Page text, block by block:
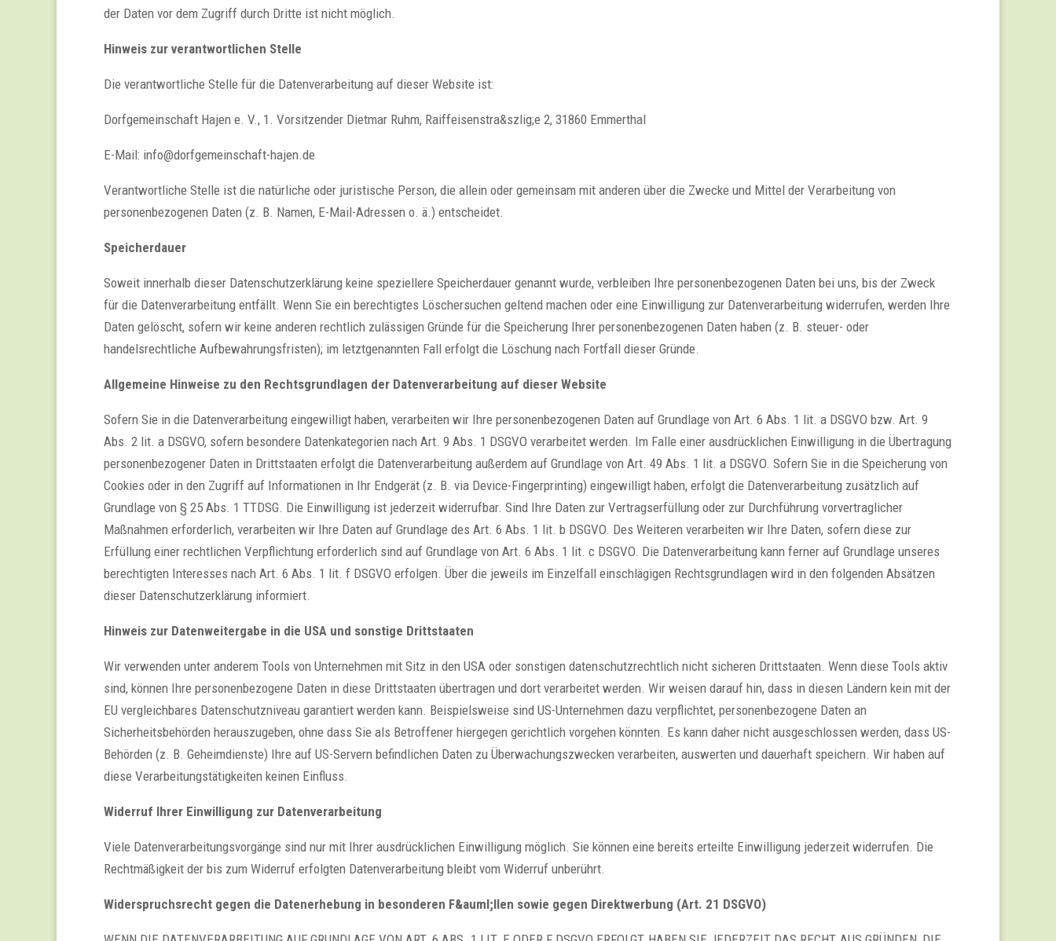
der Daten vor dem Zugriff durch Dritte ist nicht möglich.
Hinweis zur verantwortlichen Stelle
Die verantwortliche Stelle für die Datenverarbeitung auf dieser Website ist:
Dorfgemeinschaft Hajen e. V., 1. Vorsitzender Dietmar Ruhm, Raiffeisenstra&szlig;e 2, 31860 Emmerthal
E-Mail: info@dorfgemeinschaft-hajen.de
Verantwortliche Stelle ist die natürliche oder juristische Person, die allein oder gemeinsam mit anderen über die Zwecke und Mittel der Verarbeitung von
personenbezogenen Daten (z. B. Namen, E-Mail-Adressen o. ä.) entscheidet.
Speicherdauer
Soweit innerhalb dieser Datenschutzerklärung keine speziellere Speicherdauer genannt wurde, verbleiben Ihre personenbezogenen Daten bei uns, bis der Zweck
für die Datenverarbeitung entfällt. Wenn Sie ein berechtigtes Löschersuchen geltend machen oder eine Einwilligung zur Datenverarbeitung widerrufen, werden Ihre
Daten gelöscht, sofern wir keine anderen rechtlich zulässigen Gründe für die Speicherung Ihrer personenbezogenen Daten haben (z. B. steuer- oder
handelsrechtliche Aufbewahrungsfristen); im letztgenannten Fall erfolgt die Löschung nach Fortfall dieser Gründe.
Allgemeine Hinweise zu den Rechtsgrundlagen der Datenverarbeitung auf dieser Website
Sofern Sie in die Datenverarbeitung eingewilligt haben, verarbeiten wir Ihre personenbezogenen Daten auf Grundlage von Art. 6 Abs. 1 lit. a DSGVO bzw. Art. 9
Abs. 2 lit. a DSGVO, sofern besondere Datenkategorien nach Art. 9 Abs. 1 DSGVO verarbeitet werden. Im Falle einer ausdrücklichen Einwilligung in die Übertragung
personenbezogener Daten in Drittstaaten erfolgt die Datenverarbeitung außerdem auf Grundlage von Art. 49 Abs. 1 lit. a DSGVO. Sofern Sie in die Speicherung von
Cookies oder in den Zugriff auf Informationen in Ihr Endgerät (z. B. via Device-Fingerprinting) eingewilligt haben, erfolgt die Datenverarbeitung zusätzlich auf
Grundlage von § 25 Abs. 1 TTDSG. Die Einwilligung ist jederzeit widerrufbar. Sind Ihre Daten zur Vertragserfüllung oder zur Durchführung vorvertraglicher
Maßnahmen erforderlich, verarbeiten wir Ihre Daten auf Grundlage des Art. 6 Abs. 1 lit. b DSGVO. Des Weiteren verarbeiten wir Ihre Daten, sofern diese zur
Erfüllung einer rechtlichen Verpflichtung erforderlich sind auf Grundlage von Art. 6 Abs. 1 lit. c DSGVO. Die Datenverarbeitung kann ferner auf Grundlage unseres
berechtigten Interesses nach Art. 6 Abs. 1 lit. f DSGVO erfolgen. Über die jeweils im Einzelfall einschlägigen Rechtsgrundlagen wird in den folgenden Absätzen
dieser Datenschutzerklärung informiert.
Hinweis zur Datenweitergabe in die USA und sonstige Drittstaaten
Wir verwenden unter anderem Tools von Unternehmen mit Sitz in den USA oder sonstigen datenschutzrechtlich nicht sicheren Drittstaaten. Wenn diese Tools aktiv
sind, können Ihre personenbezogene Daten in diese Drittstaaten übertragen und dort verarbeitet werden. Wir weisen darauf hin, dass in diesen Ländern kein mit der
EU vergleichbares Datenschutzniveau garantiert werden kann. Beispielsweise sind US-Unternehmen dazu verpflichtet, personenbezogene Daten an
Sicherheitsbehörden herauszugeben, ohne dass Sie als Betroffener hiergegen gerichtlich vorgehen könnten. Es kann daher nicht ausgeschlossen werden, dass US-
Behörden (z. B. Geheimdienste) Ihre auf US-Servern befindlichen Daten zu Überwachungszwecken verarbeiten, auswerten und dauerhaft speichern. Wir haben auf
diese Verarbeitungstätigkeiten keinen Einfluss.
Widerruf Ihrer Einwilligung zur Datenverarbeitung
Viele Datenverarbeitungsvorgänge sind nur mit Ihrer ausdrücklichen Einwilligung möglich. Sie können eine bereits erteilte Einwilligung jederzeit widerrufen. Die
Rechtmäßigkeit der bis zum Widerruf erfolgten Datenverarbeitung bleibt vom Widerruf unberührt.
Widerspruchsrecht gegen die Datenerhebung in besonderen F&auml;llen sowie gegen Direktwerbung (Art. 21 DSGVO)